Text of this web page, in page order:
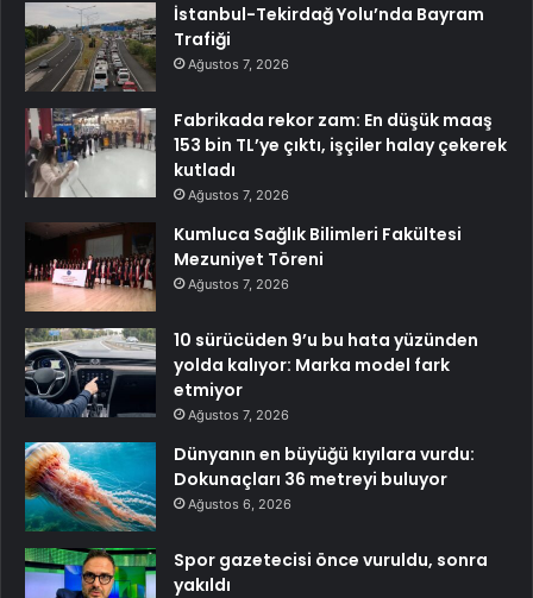
İstanbul-Tekirdağ Yolu’nda Bayram
Trafiği
Ağustos 7, 2026
Fabrikada rekor zam: En düşük maaş
153 bin TL’ye çıktı, işçiler halay çekerek
kutladı
Ağustos 7, 2026
Kumluca Sağlık Bilimleri Fakültesi
Mezuniyet Töreni
Ağustos 7, 2026
10 sürücüden 9’u bu hata yüzünden
yolda kalıyor: Marka model fark
etmiyor
Ağustos 7, 2026
Dünyanın en büyüğü kıyılara vurdu:
Dokunaçları 36 metreyi buluyor
Ağustos 6, 2026
Spor gazetecisi önce vuruldu, sonra
yakıldı